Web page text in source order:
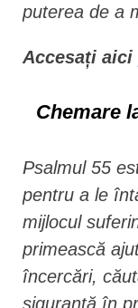
puterea de a
Accesați aici
Chemare
Psalmul 55
pentru a le
mijlocul
primească
încercări,
siguranță în